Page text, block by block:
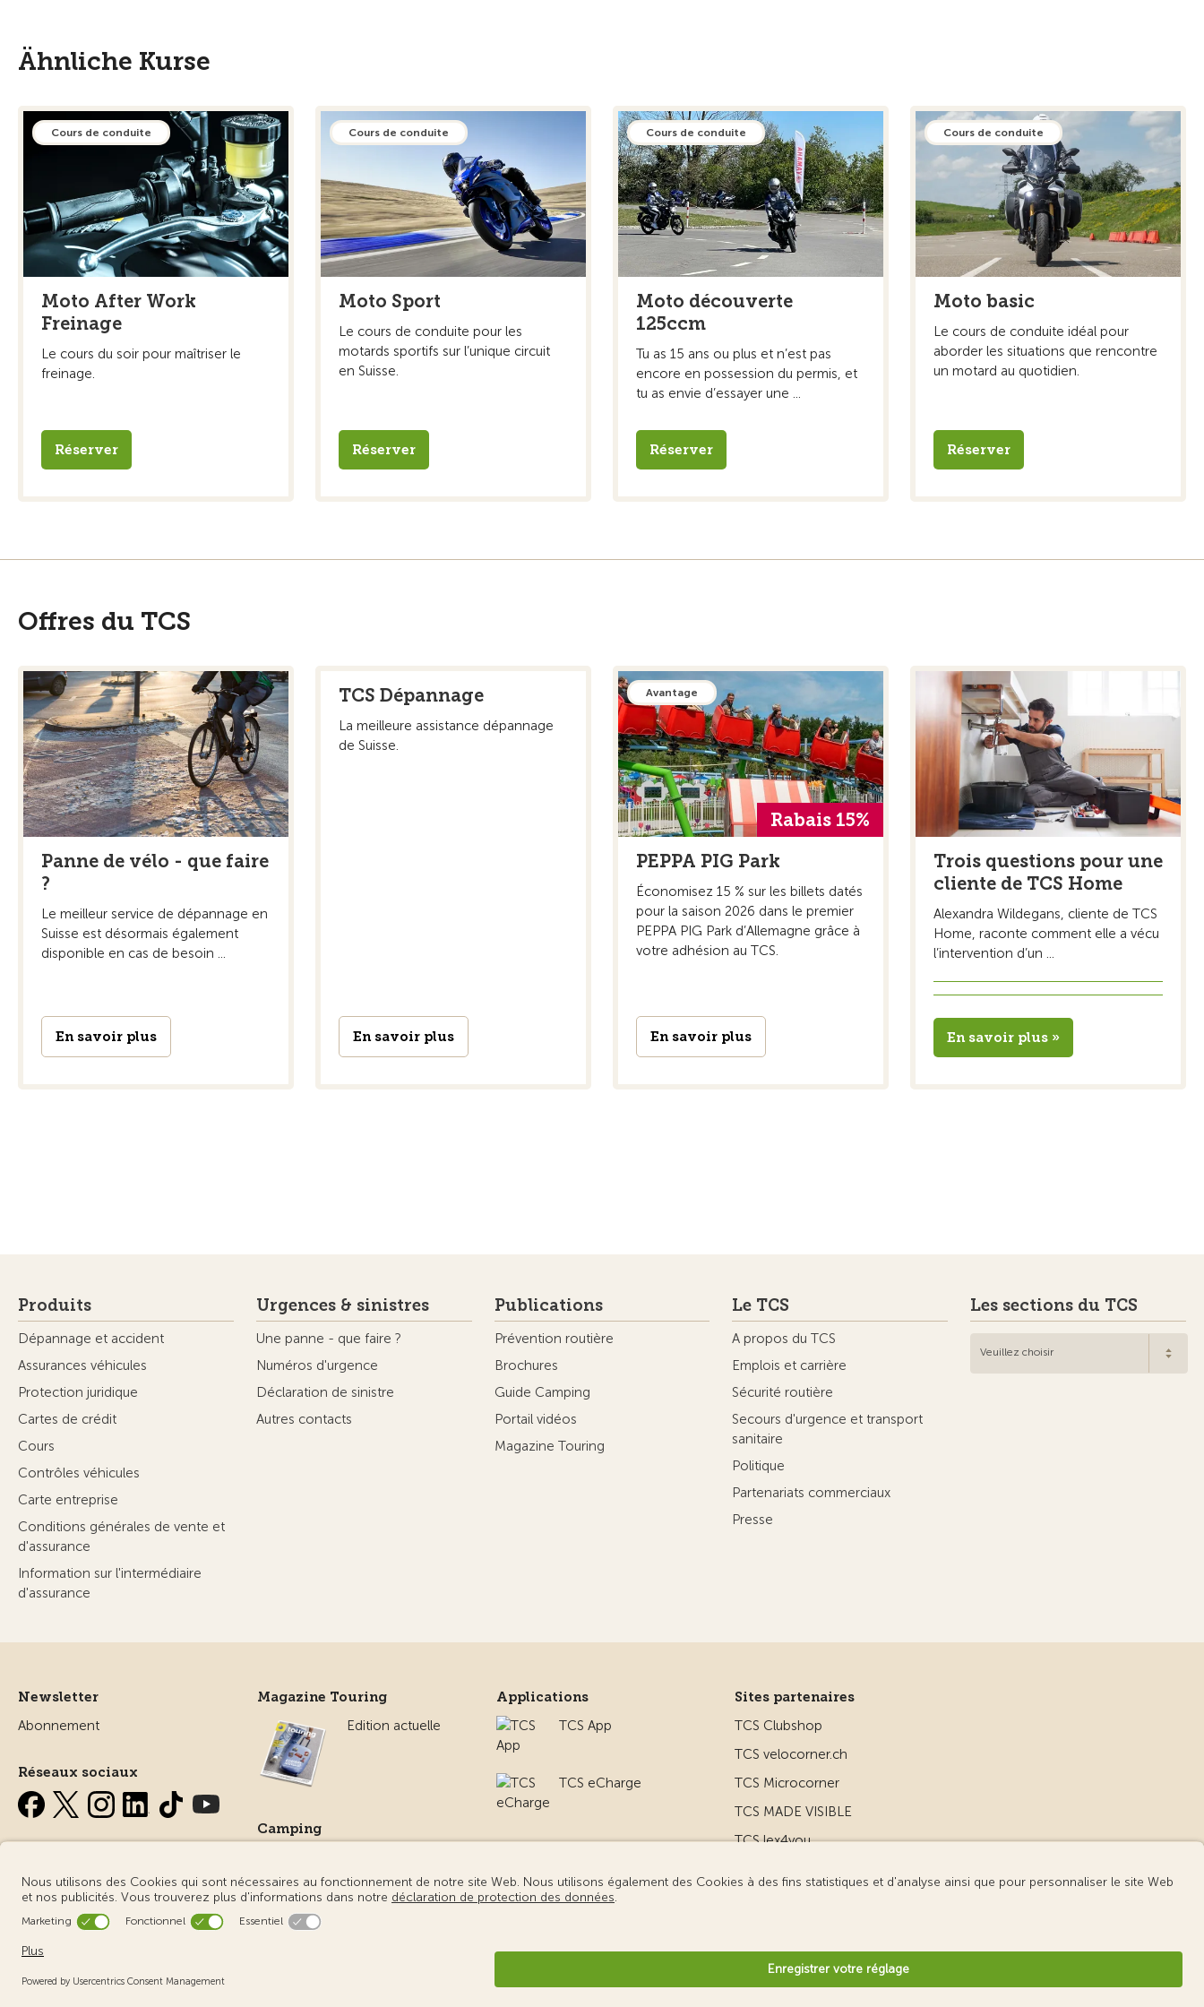
Ähnliche Kurse
Cours de conduite
Moto After Work
Freinage
Le cours du soir pour maîtriser le
freinage.
Réserver
Cours de conduite
Moto Sport
Le cours de conduite pour les
motards sportifs sur l’unique circuit
en Suisse.
Réserver
Cours de conduite
Moto découverte
125ccm
Tu as 15 ans ou plus et n’est pas
encore en possession du permis, et
tu as envie d’essayer une ...
Réserver
Cours de conduite
Moto basic
Le cours de conduite idéal pour
aborder les situations que rencontre
un motard au quotidien.
Réserver
Offres du TCS
Panne de vélo - que faire
?
Le meilleur service de dépannage en
Suisse est désormais également
disponible en cas de besoin ...
En savoir plus
TCS Dépannage
La meilleure assistance dépannage
de Suisse.
En savoir plus
Avantage
Rabais 15%
PEPPA PIG Park
Économisez 15 % sur les billets datés
pour la saison 2026 dans le premier
PEPPA PIG Park d’Allemagne grâce à
votre adhésion au TCS.
En savoir plus
Trois questions pour une
cliente de TCS Home
Alexandra Wildegans, cliente de TCS
Home, raconte comment elle a vécu
l’intervention d’un ...
En savoir plus »
Produits
Dépannage et accident
Assurances véhicules
Protection juridique
Cartes de crédit
Cours
Contrôles véhicules
Carte entreprise
Conditions générales de vente et
d'assurance
Information sur l'intermédiaire
d'assurance
Urgences & sinistres
Une panne - que faire ?
Numéros d'urgence
Déclaration de sinistre
Autres contacts
Publications
Prévention routière
Brochures
Guide Camping
Portail vidéos
Magazine Touring
Le TCS
A propos du TCS
Emplois et carrière
Sécurité routière
Secours d'urgence et transport
sanitaire
Politique
Partenariats commerciaux
Presse
Les sections du TCS
Veuillez choisir
Newsletter
Abonnement
Réseaux sociaux
Magazine Touring
Edition actuelle
Camping
Applications
TCS App
TCS eCharge
Sites partenaires
TCS Clubshop
TCS velocorner.ch
TCS Microcorner
TCS MADE VISIBLE
TCS lex4you
© Touring Club Suisse Conditions d’utilisation – informations juridiques Protection des données